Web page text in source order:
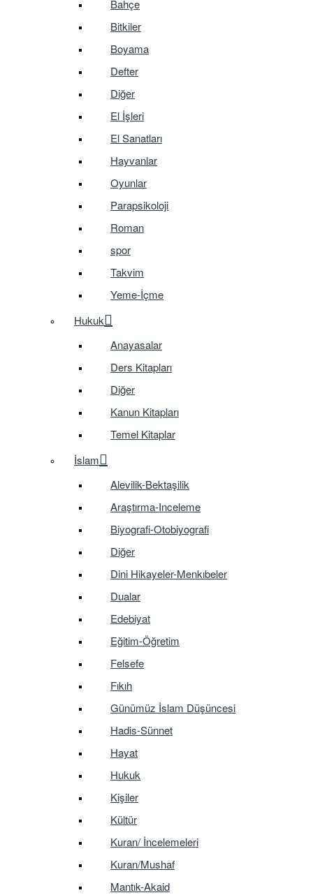
Bahçe
Bitkiler
Boyama
Defter
Diğer
El İşleri
El Sanatları
Hayvanlar
Oyunlar
Parapsikoloji
Roman
spor
Takvim
Yeme-İçme
Hukuk
Anayasalar
Ders Kitapları
Diğer
Kanun Kitapları
Temel Kitaplar
İslam
Alevilik-Bektaşilik
Araştırma-Inceleme
Biyografi-Otobiyografi
Diğer
Dini Hikayeler-Menkıbeler
Dualar
Edebiyat
Eğitim-Öğretim
Felsefe
Fıkıh
Günümüz İslam Düşüncesi
Hadis-Sünnet
Hayat
Hukuk
Kişiler
Kültür
Kuran/ İncelemeleri
Kuran/Mushaf
Mantık-Akaid